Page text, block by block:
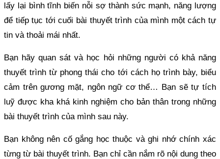
lấy lại bình tĩnh biến nỗi sợ thành sức mạnh, năng lượng
để tiếp tục tới cuối bài thuyết trình của mình một cách tự
tin và thoải mái nhất.
Bạn hãy quan sát và học hỏi những người có khả năng
thuyết trình từ phong thái cho tới cách họ trình bày, biểu
cảm trên gương mặt, ngôn ngữ cơ thể… Bạn sẽ tự tích
luỹ được kha khá kinh nghiệm cho bản thân trong những
bài thuyết trình của mình sau này.
Bạn không nên cố gắng học thuộc và ghi nhớ chính xác
từng từ bài thuyết trình. Bạn chỉ cần nắm rõ nội dung theo